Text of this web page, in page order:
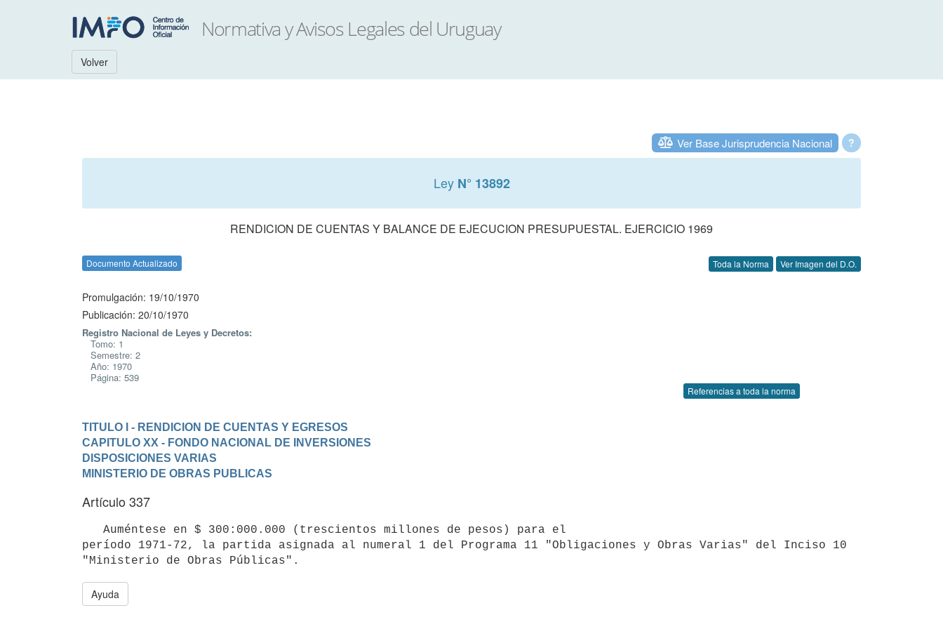
Volver
?
Ver Base Jurisprudencia Nacional
Ley N° 13892
RENDICION DE CUENTAS Y BALANCE DE EJECUCION PRESUPUESTAL. EJERCICIO 1969
Documento Actualizado Toda la Norma Ver Imagen del D.O.
Promulgación: 19/10/1970
Publicación: 20/10/1970
Registro Nacional de Leyes y Decretos:
Tomo: 1
Semestre: 2
Año: 1970
Página: 539
Referencias a toda la norma
TITULO I - RENDICION DE CUENTAS Y EGRESOS
CAPITULO XX - FONDO NACIONAL DE INVERSIONES
DISPOSICIONES VARIAS
MINISTERIO DE OBRAS PUBLICAS
Artículo 337
período 1971-72, la partida asignada al numeral 1 del Programa 11 "Obligaciones y Obras Varias" del Inciso 10
"Ministerio de Obras Públicas".
Ayuda